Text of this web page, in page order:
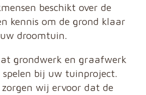
beschikt over de
kennis om de grond klaar
droomtuin.
grondwerk en graafwerk
spelen bij uw tuinproject.
zorgen wij ervoor dat de